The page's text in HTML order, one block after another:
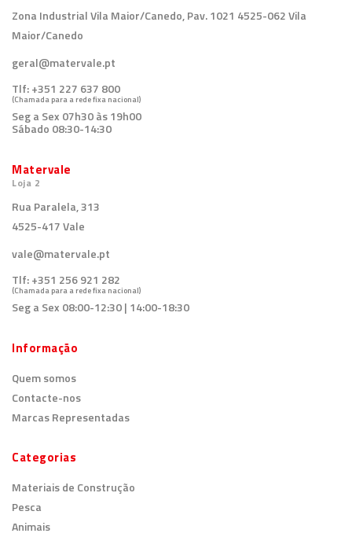
Zona Industrial Vila Maior/Canedo, Pav. 1021 4525-062 Vila
Maior/Canedo
geral@matervale.pt
Tlf:+351 227 637 800
(Chamada para a rede fixa nacional)
Seg a Sex 07h30 às 19h00
Sábado 08:30-14:30
Matervale
Loja 2
Rua Paralela, 313
4525-417 Vale
vale@matervale.pt
Tlf:+351 256 921 282
(Chamada para a rede fixa nacional)
Seg a Sex 08:00-12:30 | 14:00-18:30
Informação
Quem somos
Contacte-nos
Marcas Representadas
Categorias
Materiais de Construção
Pesca
Animais